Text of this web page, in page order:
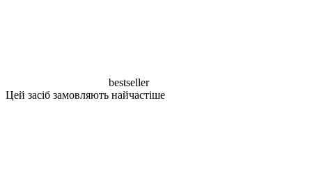
bestseller
Цей засіб замовляють найчастіше